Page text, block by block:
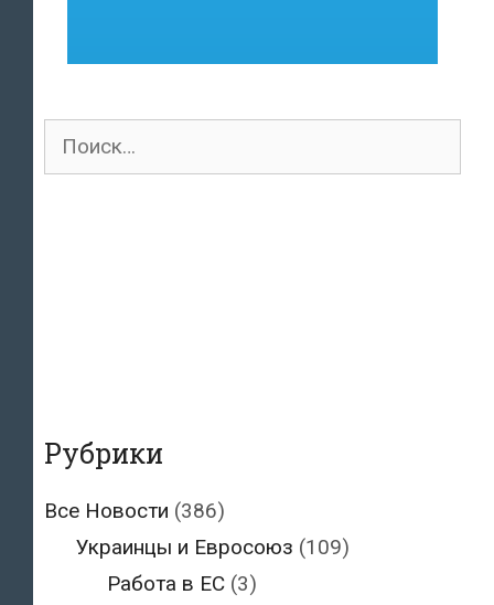
Поиск
Рубрики
Все Новости (386)
Украинцы и Евросоюз (109)
Работа в ЕС (3)